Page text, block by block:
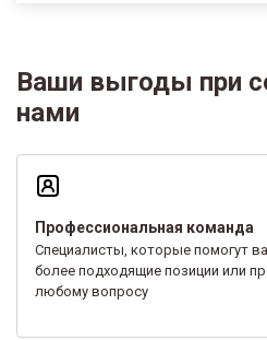
Ваши выгоды при
нами
Профессиональная команда
Специалисты, которые помогут
более подходящие позиции или
любому вопросу